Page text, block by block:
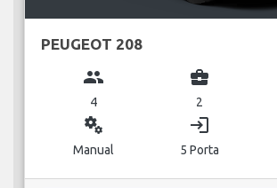
PEUGEOT 208
group
4
business_center
2
miscellaneous_services
Manual
login
5 Porta